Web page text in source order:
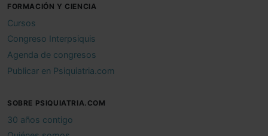
FORMACIÓN Y CIENCIA
Cursos
Congreso Interpsiquis
Agenda de congresos
Publicar en Psiquiatria.com
SOBRE PSIQUIATRIA.COM
30 años contigo